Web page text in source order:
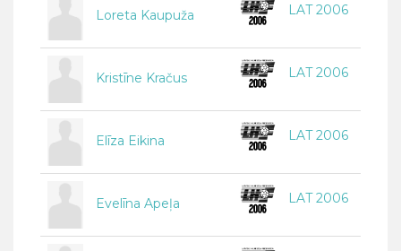
Loreta Kaupuža LAT 2006
Kristīne Kračus LAT 2006
Elīza Eikina LAT 2006
Evelīna Apeļa LAT 2006